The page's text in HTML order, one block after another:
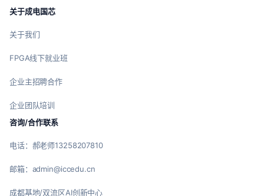
关于成电国芯
关于我们
FPGA线下就业班
企业主招聘合作
企业团队培训
咨询/合作联系
电话：郝老师13258207810
邮箱：admin@iccedu.cn
成都基地/双流区AI创新中心